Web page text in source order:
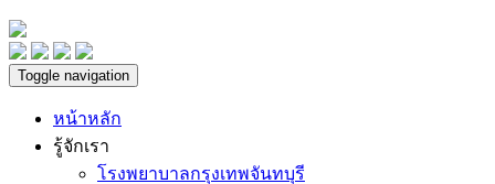
Toggle navigation
หน้าหลัก
รู้จักเรา
โรงพยาบาลกรุงเทพจันทบุรี